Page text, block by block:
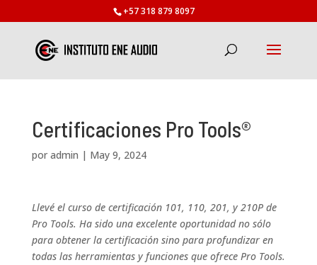
+57 318 879 8097
Certificaciones Pro Tools®
por admin | May 9, 2024
Llevé el curso de certificación 101, 110, 201, y 210P de
Pro Tools. Ha sido una excelente oportunidad no sólo
para obtener la certificación sino para profundizar en
todas las herramientas y funciones que ofrece Pro Tools.